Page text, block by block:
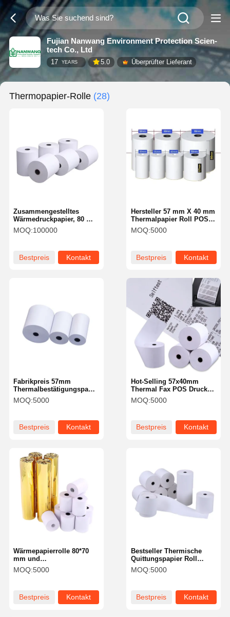
Fujian Nanwang Environment Protection Scien-
tech Co., Ltd
17 YEARS 5.0 Überprüfter Lieferant
Thermopapier-Rolle (28)
Zusammengestelltes
Wärmedruckpapier, 80 mm
Wärmepapierroll
MOQ:100000
Bestpreis Kontakt
Hersteller 57 mm X 40 mm
Thermalpapier Roll POS
Kassenkassen Drucker
Papiere BPA FREE
MOQ:5000
Bestpreis Kontakt
Fabrikpreis 57mm
Thermalbestätigungspapier
Roll für Kassen für Hotels
Kassen Geldautomaten
MOQ:5000
Bestpreis Kontakt
Hot-Selling 57x40mm
Thermal Fax POS Drucker
Quittung Papier Rollen für
Geldautomaten &
MOQ:5000
Bestpreis Kontakt
Wärmepapierrolle 80*70
mm und
Wärmebewilligung Papier
Kassenregister POS-
MOQ:5000
Bestpreis Kontakt
Bestseller Thermische
Quittungspapier Roll
Kassenregisterpapier für
POS ATM Bank
Quittungspapier Roll
MOQ:5000
Bestpreis Kontakt